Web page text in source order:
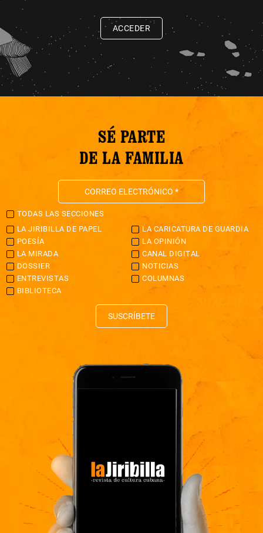
ACCEDER
SÉ PARTE
DE LA FAMILIA
TODAS LAS SECCIONES
LA JIRIBILLA DE PAPEL
LA CARICATURA DE GUARDIA
POESÍA
LA OPINIÓN
LA MIRADA
CANAL DIGITAL
DOSSIER
NOTICIAS
ENTREVISTAS
COLUMNAS
BIBLIOTECA
SUSCRÍBETE